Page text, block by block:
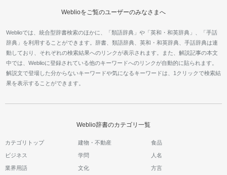
Weblioをご覧のユーザーのみなさまへ
Weblioでは、統合型辞書検索のほかに、「類語辞典」や「英和・和英辞典」、「手話
辞典」を利用することができます。辞書、類語辞典、英和・和英辞典、手話辞典は連
動しており、それぞれの検索結果へのリンクが表示されます。また、解説記事の本文
中では、Weblioに登録されている他のキーワードへのリンクが自動的に貼られます。
解説文で登場した分からないキーワードや気になるキーワードは、1クリックで検索結
果を表示することができます。
Weblio辞書のカテゴリ一覧
カテゴリトップ 建物・不動産 食品
ビジネス 学問 人名
業界用語 文化 方言